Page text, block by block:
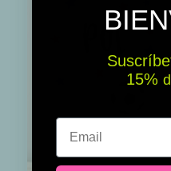
15% ​​
Email